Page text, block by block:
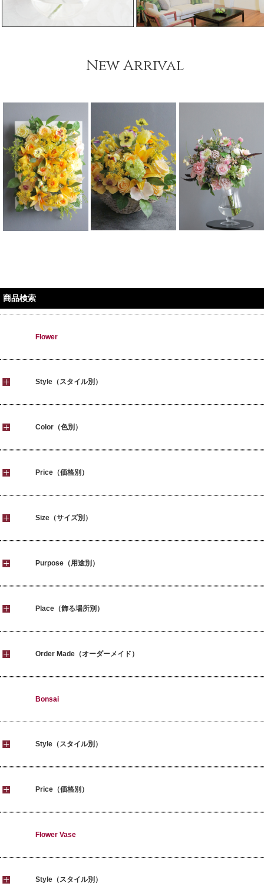
New Arrival
商品検索
Flower
Style（スタイル別）
Color（色別）
Price（価格別）
Size（サイズ別）
Purpose（用途別）
Place（飾る場所別）
Order Made（オーダーメイド）
Bonsai
Style（スタイル別）
Price（価格別）
Flower Vase
Style（スタイル別）